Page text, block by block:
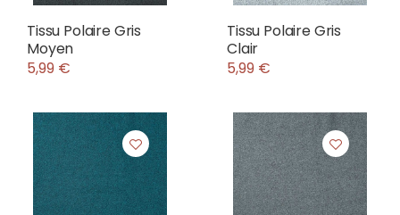
Tissu Polaire Gris
Moyen
5,99 €
Tissu Polaire Gris
Clair
5,99 €